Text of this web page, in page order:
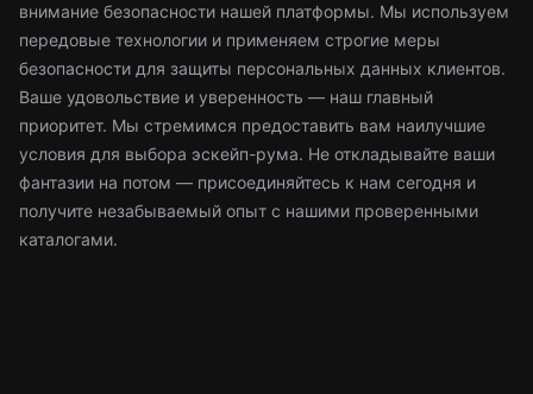
внимание безопасности нашей платформы. Мы используем
передовые технологии и применяем строгие меры
безопасности для защиты персональных данных клиентов.
Ваше удовольствие и уверенность — наш главный
приоритет. Мы стремимся предоставить вам наилучшие
условия для выбора эскейп-рума. Не откладывайте ваши
фантазии на потом — присоединяйтесь к нам сегодня и
получите незабываемый опыт с нашими проверенными
каталогами.